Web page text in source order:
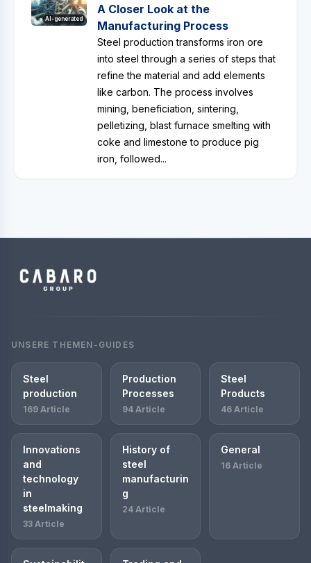
AI-generated
A Closer Look at the
Manufacturing Process
Steel production transforms iron ore
into steel through a series of steps that
refine the material and add elements
like carbon. The process involves
mining, beneficiation, sintering,
pelletizing, blast furnace smelting with
coke and limestone to produce pig
iron, followed...
UNSERE THEMEN-GUIDES
Steel
production
169 Article
Production
Processes
94 Article
Steel
Products
46 Article
Innovations
and
technology
in
steelmaking
33 Article
History of
steel
manufacturin
g
24 Article
General
16 Article